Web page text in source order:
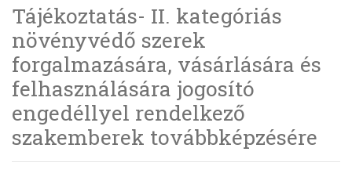
Tájékoztatás- II. kategóriás
növényvédő szerek
forgalmazására, vásárlására és
felhasználására jogosító
engedéllyel rendelkező
szakemberek továbbképzésére